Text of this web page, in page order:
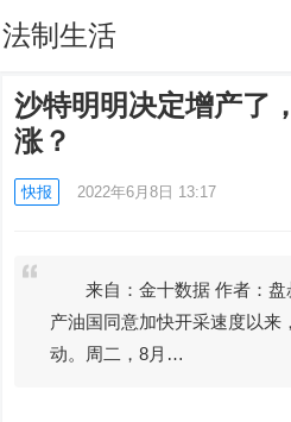
法制生活
沙特明明决定增产了
涨？
快报 2022年6月8日 13:17
来自：金十数据 作者：
产油国同意加快开采速度以来
动。周二，8月…